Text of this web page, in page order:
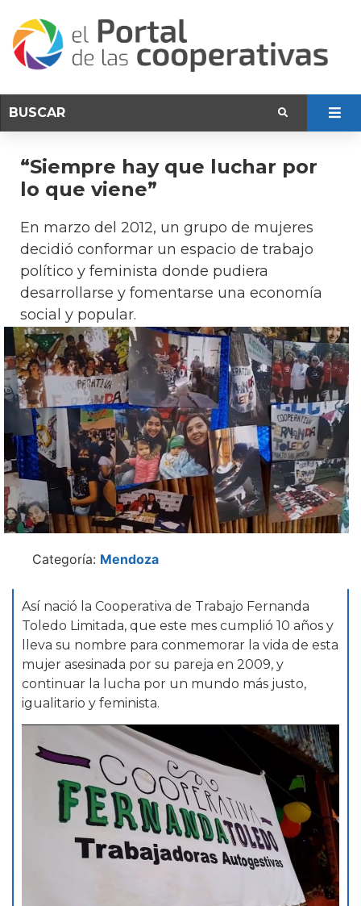
“Siempre hay que luchar por
lo que viene”
En marzo del 2012, un grupo de mujeres
decidió conformar un espacio de trabajo
político y feminista donde pudiera
desarrollarse y fomentarse una economía
social y popular.
Categoría: Mendoza
Así nació la Cooperativa de Trabajo Fernanda
Toledo Limitada, que este mes cumplió 10 años y
lleva su nombre para conmemorar la vida de esta
mujer asesinada por su pareja en 2009, y
continuar la lucha por un mundo más justo,
igualitario y feminista.